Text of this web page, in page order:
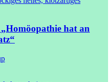
„Homöopathie hat an